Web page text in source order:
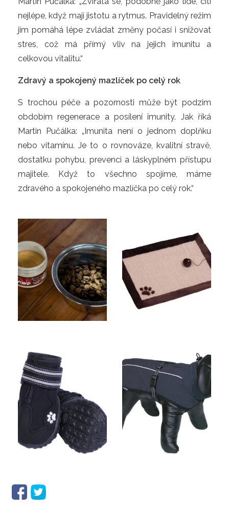
nejlépe, když mají jistotu a rytmus. Pravidelný režim
jim pomáhá lépe zvládat změny počasí i snižovat
stres, což má přímý vliv na jejich imunitu a
celkovou vitalitu.“
Zdravý a spokojený mazlíček po celý rok
S trochou péče a pozornosti může být podzim
obdobím regenerace a posílení imunity. Jak říká
Martin Pučálka: „Imunita není o jednom doplňku
nebo vitamínu. Je to o rovnováze, kvalitní stravě,
dostatku pohybu, prevenci a láskyplném přístupu
majitele. Když to všechno spojíme, máme
zdravého a spokojeného mazlíčka po celý rok.“